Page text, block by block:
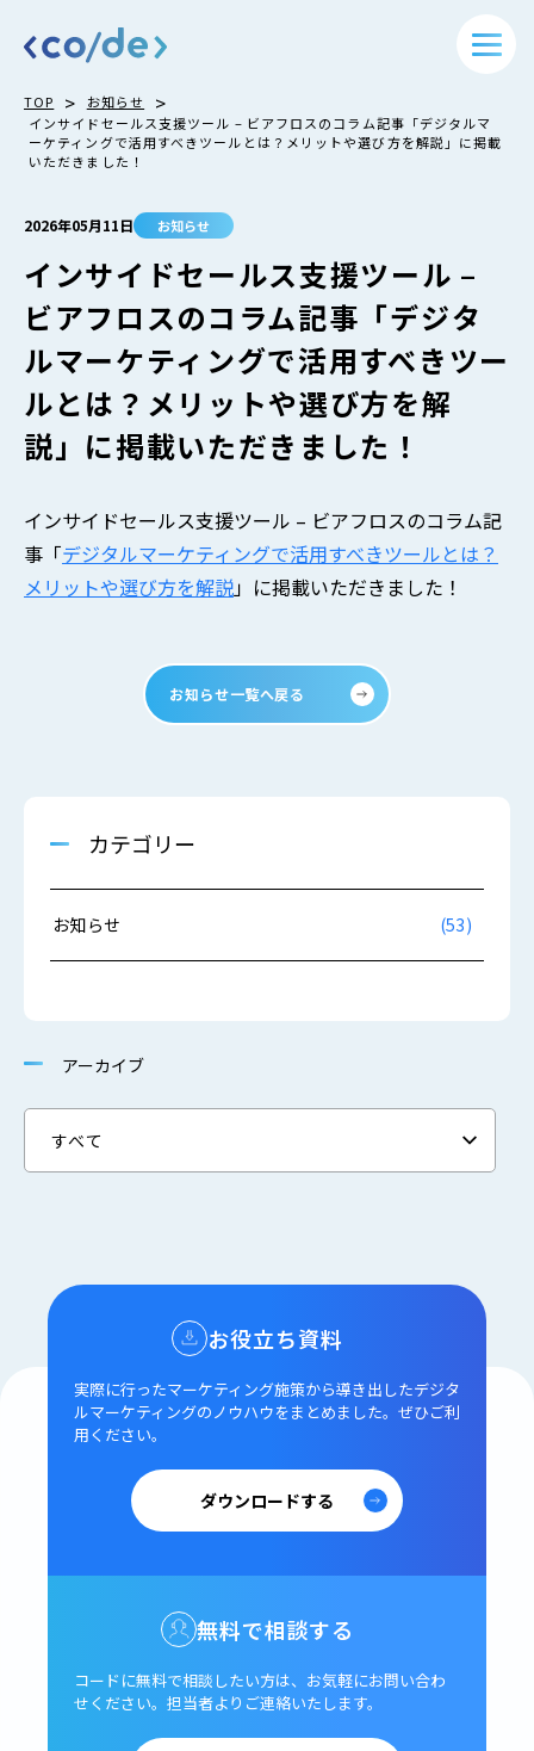
TOP > お知らせ >
インサイドセールス支援ツール – ビアフロスのコラム記事「デジタルマ
ーケティングで活用すべきツールとは？メリットや選び方を解説」に掲載
いただきました！
2026年05月11日 お知らせ
インサイドセールス支援ツール –
ビアフロスのコラム記事「デジタ
ルマーケティングで活用すべきツー
ルとは？メリットや選び方を解
説」に掲載いただきました！
インサイドセールス支援ツール – ビアフロスのコラム記
事「デジタルマーケティングで活用すべきツールとは？
メリットや選び方を解説」に掲載いただきました！
お知らせ一覧へ戻る
カテゴリー
お知らせ (53)
アーカイブ
お役立ち資料
実際に行ったマーケティング施策から導き出したデジタ
ルマーケティングのノウハウをまとめました。 ぜひご利
用ください。
ダウンロードする
無料で相談する
コードに無料で相談したい方は、 お気軽にお問い合わ
せください。 担当者よりご連絡いたします。